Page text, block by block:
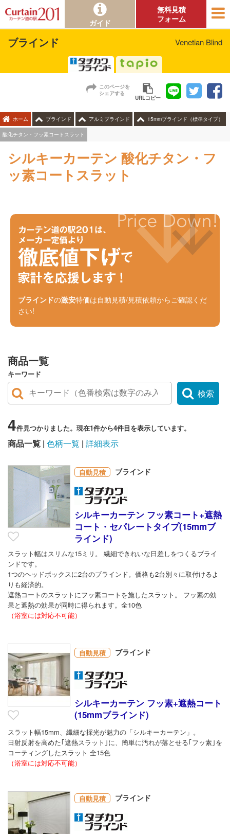
ガイド
無料見積
フォーム
ブラインド Venetian Blind
このページを
シェアする
URLコピー
ホーム ブラインド アルミブラインド 15mmブラインド（標準タイプ）
酸化チタン・フッ素コートスラット
シルキーカーテン 酸化チタン・フ
ッ素コートスラット
ブラインドの激安特価は自動見積/見積依頼からご確認くだ
さい!
商品一覧
キーワード
検索
4件見つかりました。現在1件から4件目を表示しています。
商品一覧 色柄一覧 詳細表示
自動見積 ブラインド
シルキーカーテン フッ素コート+遮熱
コート・セパレートタイプ(15mmブ
ラインド)
スラット幅はスリムな15ミリ。 繊細できれいな日差しをつくるブライ
ンドです。
1つのヘッドボックスに2台のブラインド。価格も2台別々に取付けるよ
りも経済的。
遮熱コートのスラットにフッ素コートを施したスラット。 フッ素の効
果と遮熱の効果が同時に得られます。全10色
（浴室には対応不可能）
自動見積 ブラインド
シルキーカーテン フッ素+遮熱コート
(15mmブラインド)
スラット幅15mm、繊細な採光が魅力の「シルキーカーテン」。
日射反射を高めた｢遮熱スラット｣に、簡単に汚れが落とせる｢フッ素｣を
コーティングしたスラット 全15色
（浴室には対応不可能）
自動見積 ブラインド